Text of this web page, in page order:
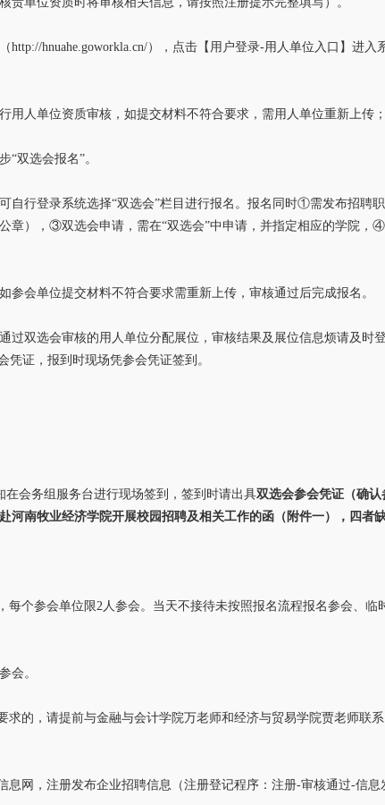
hnuahe.goworkla.cn/），点击【用户登录-用人单位入口】进入
用人单位资质审核，如提交材料不符合要求，需用人单位重新上传；
“双选会报名”。
自行登录系统选择“双选会”栏目进行报名。报名同时①需发布招聘
章），③双选会申请，需在“双选会”中申请，并指定相应的学院，
会单位提交材料不符合要求需重新上传，审核通过后完成报名。
过双选会审核的用人单位分配展位，审核结果及展位信息烦请及时
凭证，报到时现场凭参会凭证签到。
会务组服务台进行现场签到，签到时请出具双选会参会凭证（确
河南牧业经济学院开展校园招聘及相关工作的函（附件一），四者
每个参会单位限2人参会。当天不接待未按照报名流程报名参会、临
会。
求的，请提前与金融与会计学院万老师和经济与贸易学院贾老师联
息网，注册发布企业招聘信息（注册登记程序：注册-审核通过-信